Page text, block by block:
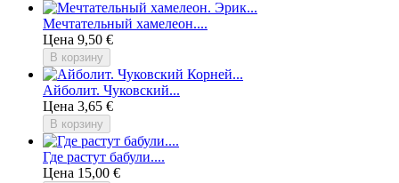
Мечтательный хамелеон....
Цена 9,50 €
В корзину
Айболит. Чуковский...
Цена 3,65 €
В корзину
Где растут бабули....
Цена 15,00 €